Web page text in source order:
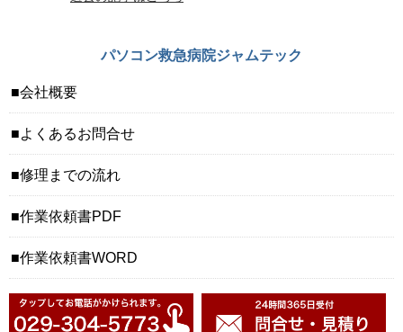
パソコン救急病院ジャムテック
会社概要
よくあるお問合せ
修理までの流れ
作業依頼書PDF
作業依頼書WORD